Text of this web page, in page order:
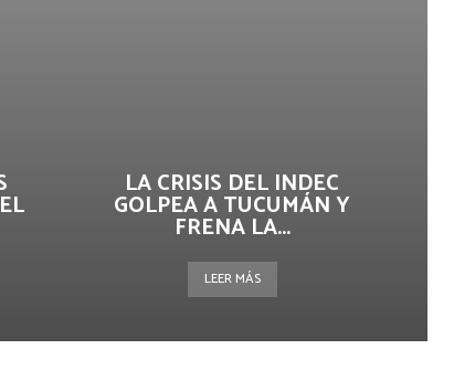
LA CRISIS DEL INDEC
GOLPEA A TUCUMÁN Y
FRENA LA...
LEER MÁS